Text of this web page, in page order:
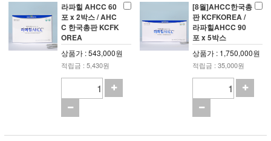
라파힐 AHCC 60
포 x 2박스 / AHC
C 한국총판 KCFK
OREA
상품가 : 543,000원
적립금 : 5,430원
[8월]AHCC한국총
판 KCFKOREA /
라파힐AHCC 90
포 x 5박스
상품가 : 1,750,000원
적립금 : 35,000원